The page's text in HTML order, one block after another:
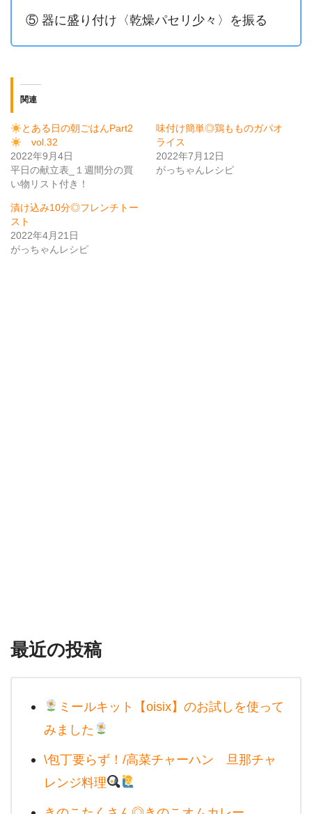
⑤ 器に盛り付け〈乾燥パセリ少々〉を振る
関連
とある日の朝ごはんPart2
vol.32
2022年9月4日
平日の献立表_１週間分の買
い物リスト付き！
味付け簡単◎鶏もものガパオ
ライス
2022年7月12日
がっちゃんレシピ
漬け込み10分◎フレンチトー
スト
2022年4月21日
がっちゃんレシピ
最近の投稿
ミールキット【oisix】のお試しを使って
みました
\包丁要らず！/高菜チャーハン 旦那チャ
レンジ料理